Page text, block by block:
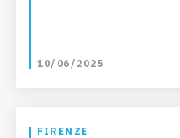
10/06/2025
FIRENZE